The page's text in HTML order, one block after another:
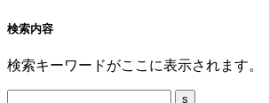
検索内容
検索キーワードがここに表示されます。